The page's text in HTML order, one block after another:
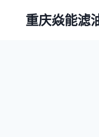
重庆焱能滤